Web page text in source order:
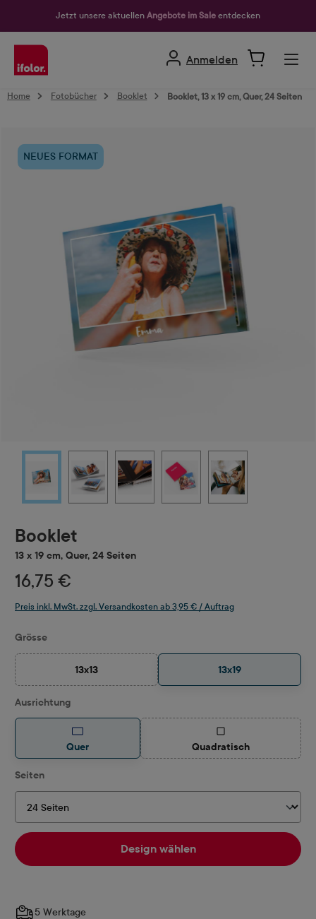
Jetzt unsere aktuellen Angebote im Sale entdecken
Anmelden
Home Fotobücher Booklet Booklet, 13 x 19 cm, Quer, 24 Seiten
NEUES FORMAT
Booklet
13 x 19 cm, Quer, 24 Seiten
16,75 €
Preis inkl. MwSt. zzgl. Versandkosten ab 3,95 € / Auftrag
Grösseauswählen
13x13
(Diese Option ist zurzeit nicht verfügbar.)
13x19
Ausrichtungauswählen
Quer Quadratisch(Diese Option ist
Seitenauswählen
Design wählen
5 Werktage